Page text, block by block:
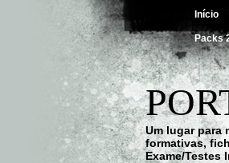
Início
Packs
Um lugar para
formativas,
Exame/